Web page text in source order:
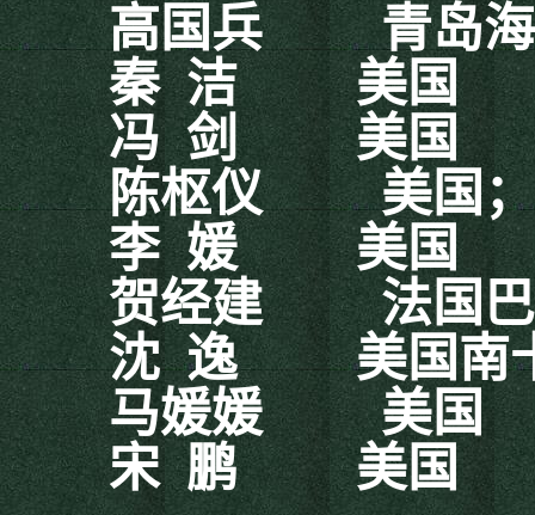
高国兵
青岛
秦 洁
美国
冯 剑
美国
陈枢仪
美国
李 媛
美国
贺经建
法国
沈 逸
美国南
马媛媛
美国
宋 鹏 美国